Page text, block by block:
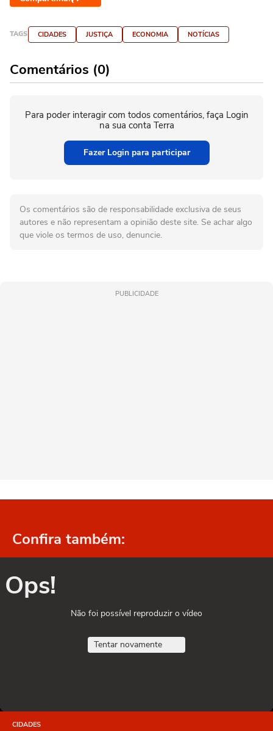
TAGS CIDADES JUSTIÇA ECONOMIA NOTÍCIAS
Comentários (0)
Para poder interagir com todos comentários, faça Login
na sua conta Terra
Fazer Login para participar
Os comentários são de responsabilidade exclusiva de seus
autores e não representam a opinião deste site. Se achar algo
que viole os termos de uso, denuncie.
PUBLICIDADE
Confira também:
Ops!
Não foi possível reproduzir o vídeo
Tentar novamente
CIDADES